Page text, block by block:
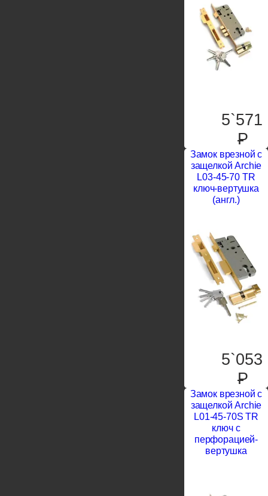
5`571
P
Замок врезной с
защелкой Archie
L03-45-70 TR
ключ-вертушка
(англ.)
5`053
P
Замок врезной с
защелкой Archie
L01-45-70S TR
ключ с
перфорацией-
вертушка